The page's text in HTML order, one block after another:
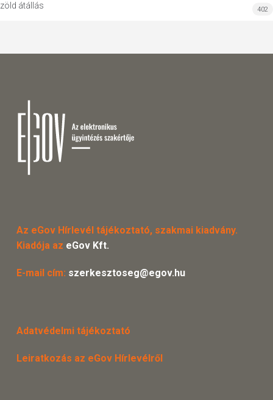
zöld átállás 402
Az eGov Hírlevél tájékoztató, szakmai kiadvány.
Kiadója az eGov Kft.
E-mail cím: szerkesztoseg@egov.hu
Adatvédelmi tájékoztató
Leiratkozás az eGov Hírlevélről